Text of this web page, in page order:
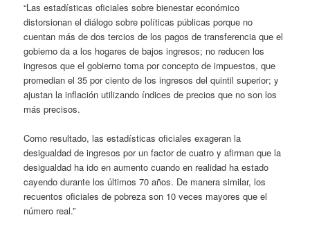
“Las estadísticas oficiales sobre bienestar económico
distorsionan el diálogo sobre políticas públicas porque no
cuentan más de dos tercios de los pagos de transferencia que el
gobierno da a los hogares de bajos ingresos; no reducen los
ingresos que el gobierno toma por concepto de impuestos, que
promedian el 35 por ciento de los ingresos del quintil superior; y
ajustan la inflación utilizando índices de precios que no son los
más precisos.
Como resultado, las estadísticas oficiales exageran la
desigualdad de ingresos por un factor de cuatro y afirman que la
desigualdad ha ido en aumento cuando en realidad ha estado
cayendo durante los últimos 70 años. De manera similar, los
recuentos oficiales de pobreza son 10 veces mayores que el
número real.”